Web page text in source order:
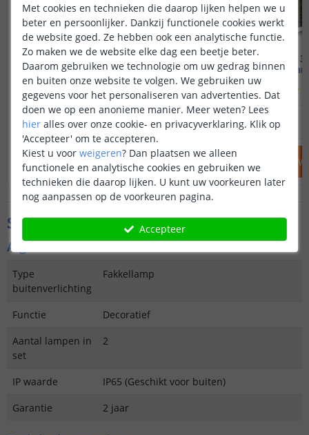
Solarlamp Fakkel
Met bewegende vlam
(
reviews
OP VOORRAAD 19,95
IN WINKELWAGEN
Voordeelset
OP VOORRAAD
IN
Specificaties
Algemene kenmerken
Type
buitenverlichting
Fakkellamp
Functie
Decoratief
Aantal lampen in
set
2
IP waarde
IP65 (Geschikt voor buiten)
Garantie
2 jaar
Met cookies en technieken die daarop lijken helpen we u
beter en persoonlijker. Dankzij functionele cookies werkt
de website goed. Ze hebben ook een analytische functie.
Zo maken we de website elke dag een beetje beter.
Daarom gebruiken we technologie om uw gedrag binnen
en buiten onze website te volgen. We gebruiken uw
gegevens voor het personaliseren van advertenties. Dat
doen we op een anonieme manier. Meer weten? Lees
hier alles over onze cookie- en privacyverklaring. Klik op
'Accepteer' om te accepteren.
Kiest u voor weigeren? Dan plaatsen we alleen
functionele en analytische cookies en gebruiken we
technieken die daarop lijken. U kunt uw voorkeuren later
nog aanpassen op de voorkeuren pagina.
Accepteer